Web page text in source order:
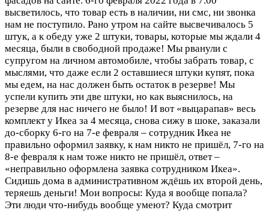
высветилось, что товар есть в наличии, ни смс, ни звонка
нам не поступило. Рано утром на сайте высвечивалось 5
штук, а к обеду уже 2 штуки, товары, которые мы ждали 4
месяца, были в свободной продаже! Мы рванули с
супругом на личном автомобиле, чтобы забрать товар, с
мыслями, что даже если 2 оставшиеся штуки купят, пока
мы едем, на нас должен быть остаток в резерве! Мы
успели купить эти две штуки, но как выяснилось, на
резерве для нас ничего не было! И вот «выцарапав» весь
комплект у Икеа за 4 месяца, снова сижу в шоке, заказали
до-сборку 6-го на 7-е февраля – сотрудник Икеа не
правильно оформил заявку, к нам никто не пришёл, 7-го на
8-е февраля к нам тоже никто не пришёл, ответ –
«неправильно оформлена заявка сотрудником Икеа».
Сидишь дома в административном ждёшь их второй день,
теряешь деньги! Мои вопросы: Куда я вообще попала?
Эти люди что-нибудь вообще умеют? Куда смотрит